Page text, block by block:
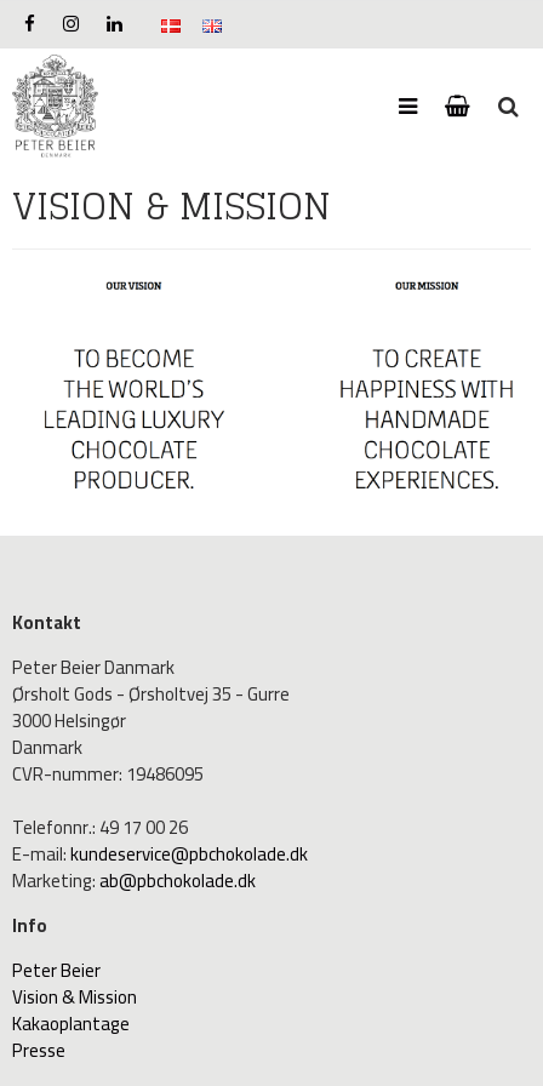
VISION & MISSION
Kontakt
Peter Beier Danmark
Ørsholt Gods - Ørsholtvej 35 - Gurre
3000 Helsingør
Danmark
CVR-nummer: 19486095
Telefonnr.:49 17 00 26
E-mail:kundeservice@pbchokolade.dk
Marketing:ab@pbchokolade.dk
Info
Peter Beier
Vision & Mission
Kakaoplantage
Presse